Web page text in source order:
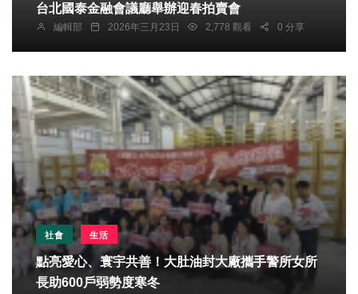
台北國泰金融會議廳舉辦迎春拍賣會
編輯部 2026年三月23日 2,778 觀看 0 分享
社會 生活
點亮愛心、寰宇共善！大肚油封大廠攜手警所女所
長助600戶弱勢度寒冬